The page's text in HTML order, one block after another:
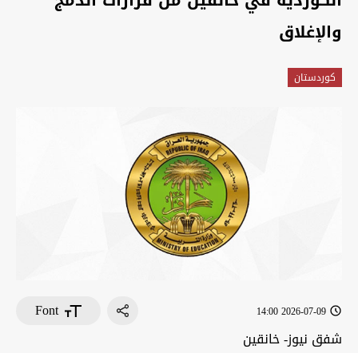
والإغلاق
كوردستان
2026-07-09 14:00
Font
شفق نيوز- خانقين